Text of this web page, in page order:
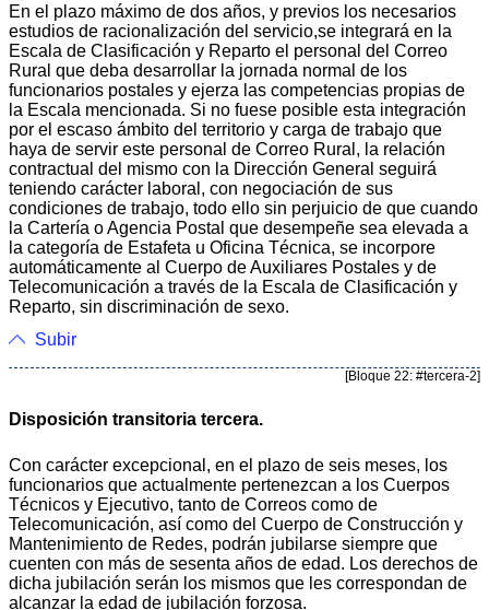
En el plazo máximo de dos años, y previos los necesarios
estudios de racionalización del servicio,se integrará en la
Escala de Clasificación y Reparto el personal del Correo
Rural que deba desarrollar la jornada normal de los
funcionarios postales y ejerza las competencias propias de
la Escala mencionada. Si no fuese posible esta integración
por el escaso ámbito del territorio y carga de trabajo que
haya de servir este personal de Correo Rural, la relación
contractual del mismo con la Dirección General seguirá
teniendo carácter laboral, con negociación de sus
condiciones de trabajo, todo ello sin perjuicio de que cuando
la Cartería o Agencia Postal que desempeñe sea elevada a
la categoría de Estafeta u Oficina Técnica, se incorpore
automáticamente al Cuerpo de Auxiliares Postales y de
Telecomunicación a través de la Escala de Clasificación y
Reparto, sin discriminación de sexo.
Subir
[Bloque 22: #tercera-2]
Disposición transitoria tercera.
Con carácter excepcional, en el plazo de seis meses, los
funcionarios que actualmente pertenezcan a los Cuerpos
Técnicos y Ejecutivo, tanto de Correos como de
Telecomunicación, así como del Cuerpo de Construcción y
Mantenimiento de Redes, podrán jubilarse siempre que
cuenten con más de sesenta años de edad. Los derechos de
dicha jubilación serán los mismos que les correspondan de
alcanzar la edad de jubilación forzosa.